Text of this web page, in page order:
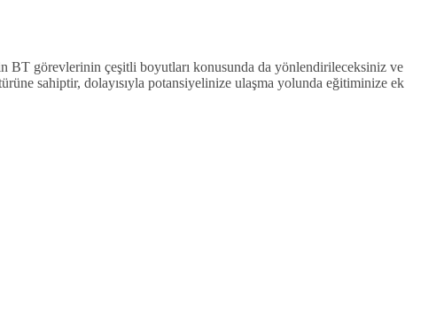
BT görevlerinin çeşitli boyutları konusunda da yönlendirileceksiniz ve
sahiptir, dolayısıyla potansiyelinize ulaşma yolunda eğitiminize ek